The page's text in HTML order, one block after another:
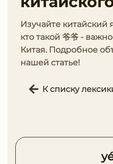
Изучайте китайский
кто такой 爷爷 -
Китая. Подробное
нашей статье!
К списку